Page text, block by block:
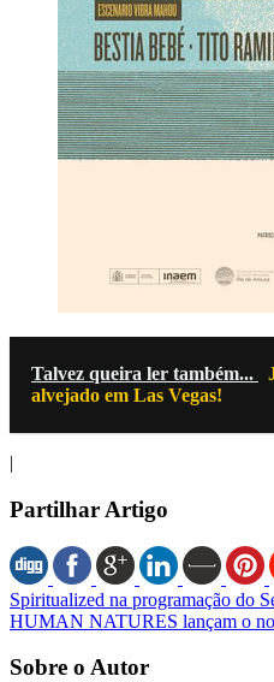
Talvez queira ler também...
alvejado em Las Vegas!
|
Partilhar Artigo
Spiritualized na programação do
HUMAN NATURES lançam o
Sobre o Autor